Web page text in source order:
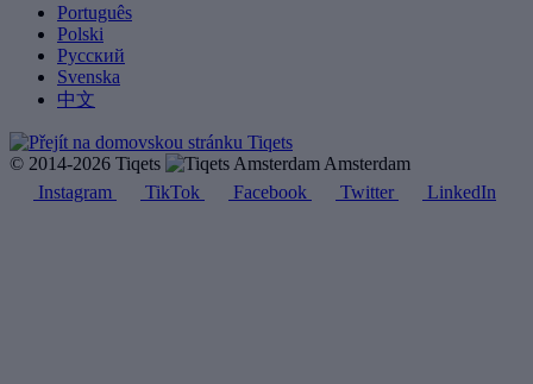
Português
Polski
Русский
Svenska
中文
© 2014-2026 Tiqets
Amsterdam
Instagram
TikTok Facebook Twitter LinkedIn